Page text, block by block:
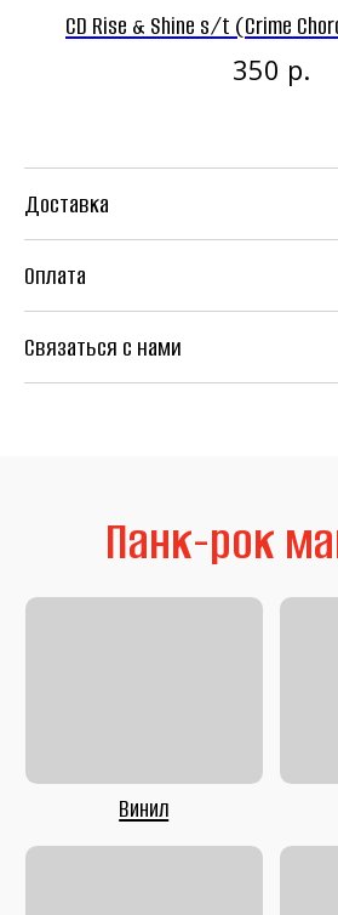
CD Rise & Shine s/t (Crime
350 р.
Доставка
Оплата
Связаться с нами
Винил CD
Аудиокассеты
Литература Second Hand